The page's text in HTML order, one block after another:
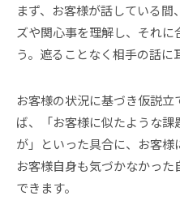
まず、お客様が話している
ズや関心事を理解し、それ
う。遮ることなく相手の話に
お客様の状況に基づき仮説
ば、「お客様に似たような
が」といった具合に、お客様
お客様自身も気づかなかっ
できます。